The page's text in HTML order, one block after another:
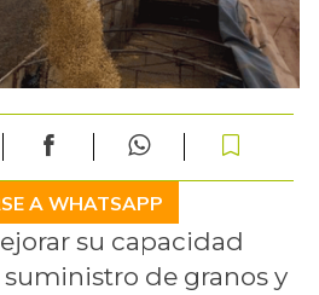
A WHATSAPP
su capacidad
suministro de granos y